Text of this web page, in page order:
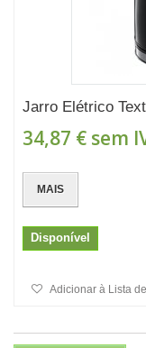
Jarro Elétrico
34,87 € sem
MAIS
Disponível
Adicionar à Lista